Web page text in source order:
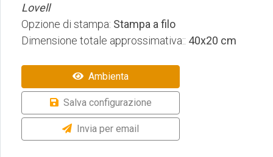
Lovell
Opzione di stampa: Stampa a filo
Dimensione totale approssimativa:: 40x20 cm
Ambienta
Salva configurazione
Invia per email